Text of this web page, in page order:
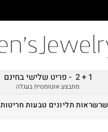
1 + 2 - פריט שלישי בחינם
מתבצע אוטומטית בעגלה
שרשראותתליונים טבעותחריטות